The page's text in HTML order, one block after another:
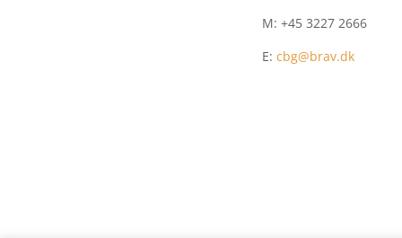
M: +45 3227 2666
E: cbg@brav.dk